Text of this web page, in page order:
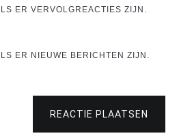
ER VERVOLGREACTIES ZIJN.
ER NIEUWE BERICHTEN ZIJN.
REACTIE PLAATSEN